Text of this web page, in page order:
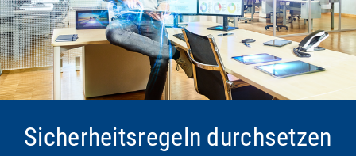
Sicherheitsregeln durchsetzen